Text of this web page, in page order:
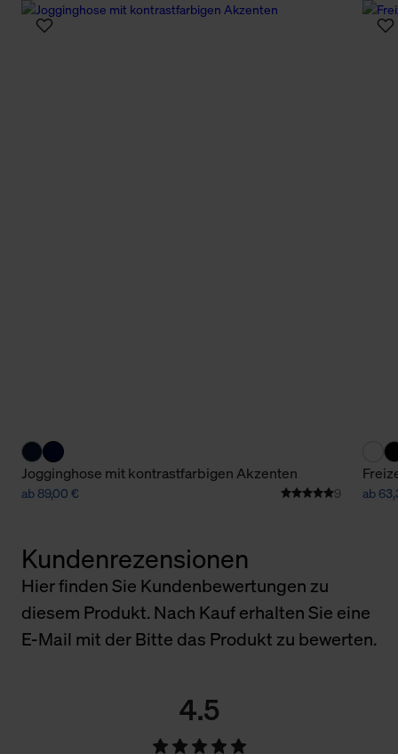
Jogginghose mit kontrastfarbigen Akzenten
ab 89,00 € 9 ab
Kundenrezensionen
Hier finden Sie Kundenbewertungen zu
diesem Produkt. Nach Kauf erhalten Sie eine
E-Mail mit der Bitte das Produkt zu bewerten.
4.5